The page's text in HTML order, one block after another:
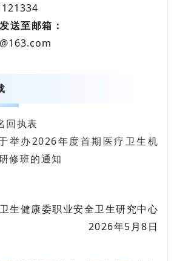
送至邮箱：
回执表
举办2026年度首期医疗卫生机
修班的通知
生健康委职业安全卫生研究中心
2026年5月8日